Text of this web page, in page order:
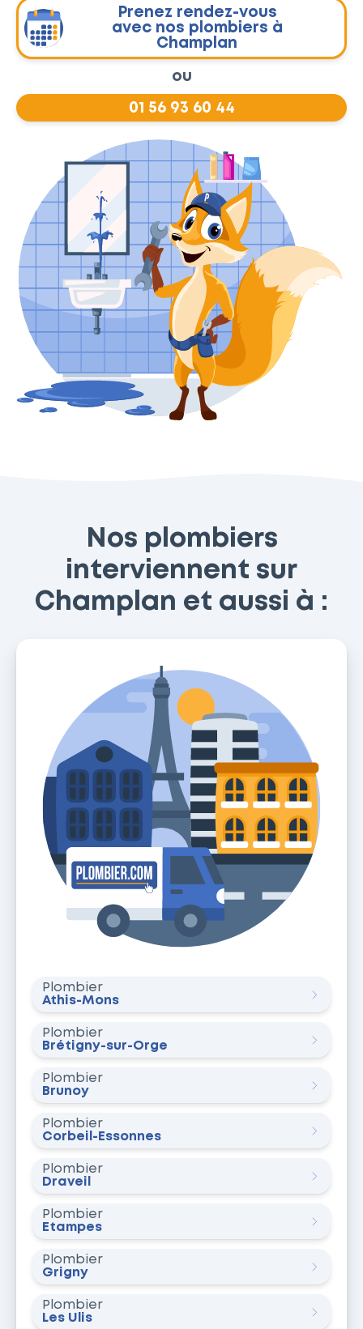
Prenez rendez-vous
avec nos plombiers à
Champlan
ou
01 56 93 60 44
Nos plombiers
interviennent sur
Champlan et aussi à :
Plombier
Athis-Mons
Plombier
Brétigny-sur-Orge
Plombier
Brunoy
Plombier
Corbeil-Essonnes
Plombier
Draveil
Plombier
Étampes
Plombier
Grigny
Plombier
Les Ulis